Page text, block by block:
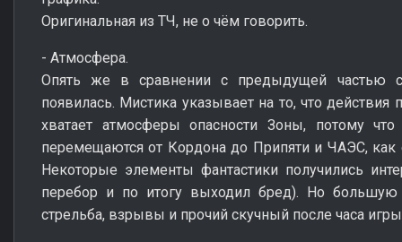
Оригинальная из ТЧ, не о чём говорить.
- Атмосфера.
Опять же в сравнении с предыдущей частью
появилась. Мистика указывает на то, что
хватает атмосферы опасности Зоны, потому
перемещаются от Кордона до Припяти и ЧАЭС, как
Некоторые элементы фантастики получились
перебор и по итогу выходил бред). Но большую
стрельба, взрывы и прочий скучный после часа